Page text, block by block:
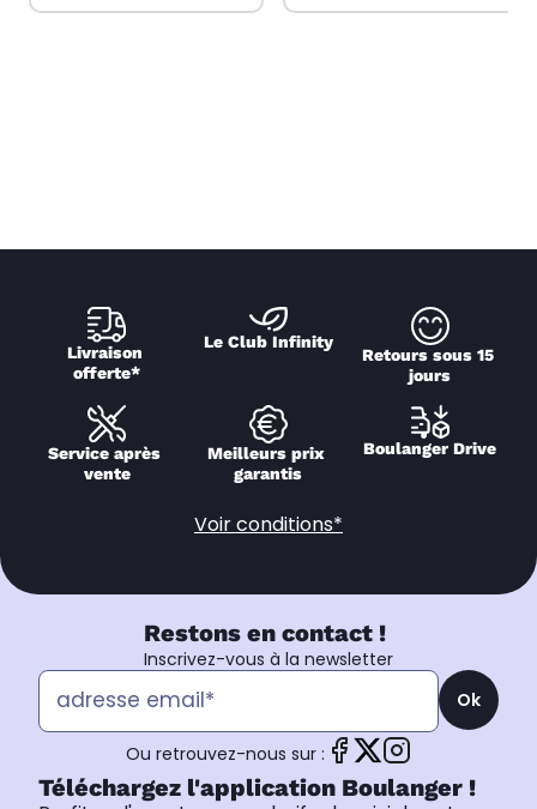
Livraison
offerte*
Le Club Infinity
Retours sous 15
jours
Service après
vente
Meilleurs prix
garantis
Boulanger Drive
Voir conditions*
Restons en contact !
Inscrivez-vous à la newsletter
Ok
Ou retrouvez-nous sur :
Téléchargez l'application Boulanger !